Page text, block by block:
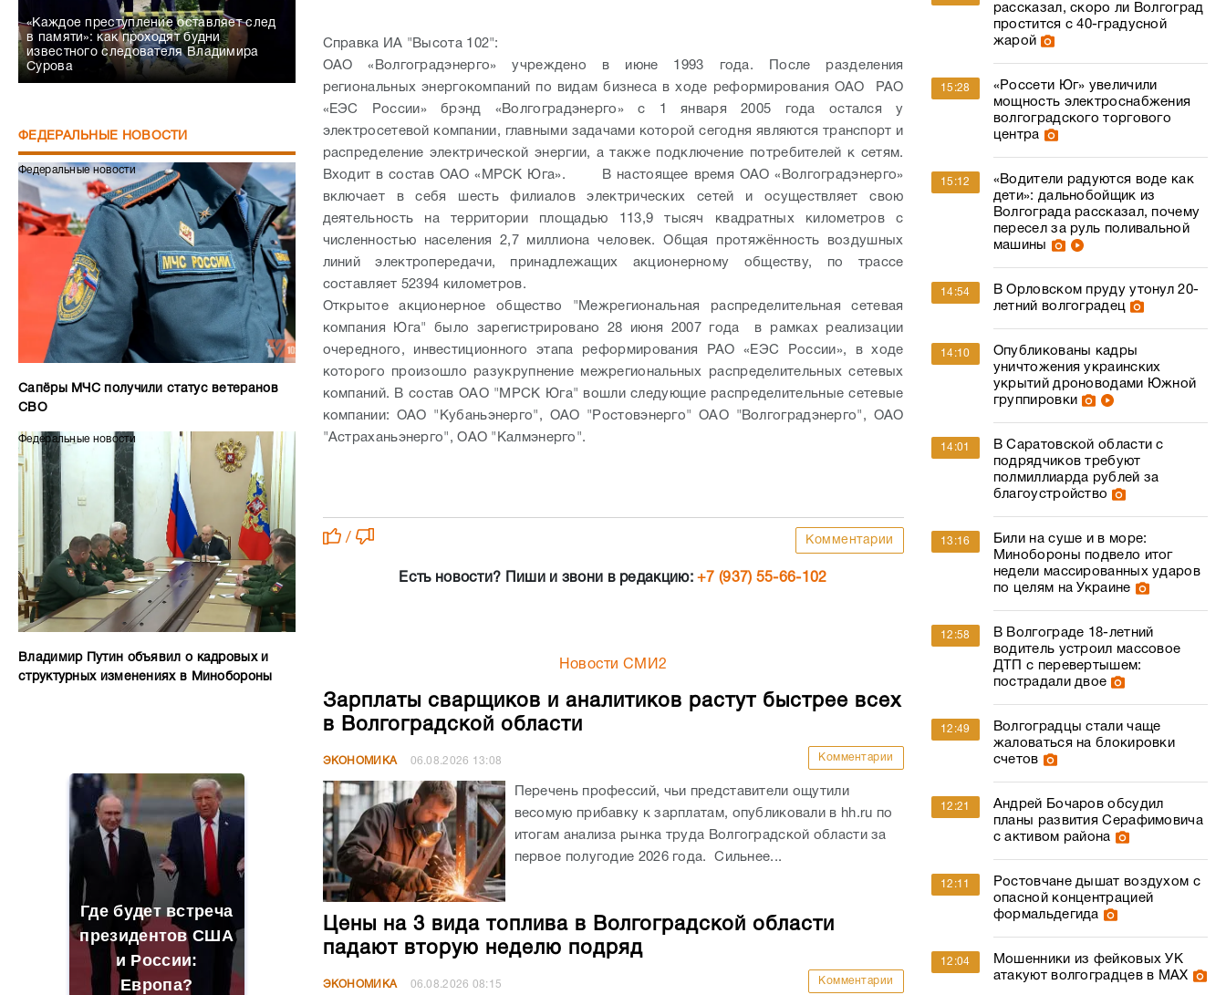
«Каждое преступление оставляет след
в памяти»: как проходят будни
известного следователя Владимира
Сурова
ФЕДЕРАЛЬНЫЕ НОВОСТИ
Федеральные новости
Сапёры МЧС получили статус ветеранов
СВО
Федеральные новости
Владимир Путин объявил о кадровых и
структурных изменениях в Минобороны
Где будет встреча
президентов США
и России:
Европа?
Справка ИА "Высота 102":
ОАО «Волгоградэнерго» учреждено в июне 1993 года. После разделения
региональных энергокомпаний по видам бизнеса в ходе реформирования ОАО РАО
«ЕЭС России» брэнд «Волгоградэнерго» с 1 января 2005 года остался у
электросетевой компании, главными задачами которой сегодня являются транспорт и
распределение электрической энергии, а также подключение потребителей к сетям.
Входит в состав ОАО «МРСК Юга». В настоящее время ОАО «Волгоградэнерго»
включает в себя шесть филиалов электрических сетей и осуществляет свою
деятельность на территории площадью 113,9 тысяч квадратных километров с
численностью населения 2,7 миллиона человек. Общая протяжённость воздушных
линий электропередачи, принадлежащих акционерному обществу, по трассе
составляет 52394 километров.
Открытое акционерное общество "Межрегиональная распределительная сетевая
компания Юга" было зарегистрировано 28 июня 2007 года в рамках реализации
очередного, инвестиционного этапа реформирования РАО «ЕЭС России», в ходе
которого произошло разукрупнение межрегиональных распределительных сетевых
компаний. В состав ОАО "МРСК Юга" вошли следующие распределительные сетевые
компании: ОАО "Кубаньэнерго", ОАО "Ростовэнерго" ОАО "Волгоградэнерго", ОАО
"Астраханьэнерго", ОАО "Калмэнерго".
/ Комментарии
Есть новости? Пиши и звони в редакцию:+7 (937) 55-66-102
Новости СМИ2
Зарплаты сварщиков и аналитиков растут быстрее всех
в Волгоградской области
ЭКОНОМИКА 06.08.2026 13:08 Комментарии
Перечень профессий, чьи представители ощутили
весомую прибавку к зарплатам, опубликовали в hh.ru по
итогам анализа рынка труда Волгоградской области за
первое полугодие 2026 года. Сильнее...
Цены на 3 вида топлива в Волгоградской области
падают вторую неделю подряд
ЭКОНОМИКА 06.08.2026 08:15 Комментарии
рассказал, скоро ли Волгоград
простится с 40-градусной
жарой
15:28
«Россети Юг» увеличили
мощность электроснабжения
волгоградского торгового
центра
15:12
«Водители радуются воде как
дети»: дальнобойщик из
Волгограда рассказал, почему
пересел за руль поливальной
машины
14:54
В Орловском пруду утонул 20-
летний волгоградец
14:10
Опубликованы кадры
уничтожения украинских
укрытий дроноводами Южной
группировки
14:01
В Саратовской области с
подрядчиков требуют
полмиллиарда рублей за
благоустройство
13:16
Били на суше и в море:
Минобороны подвело итог
недели массированных ударов
по целям на Украине
12:58
В Волгограде 18-летний
водитель устроил массовое
ДТП с перевертышем:
пострадали двое
12:49
Волгоградцы стали чаще
жаловаться на блокировки
счетов
12:21
Андрей Бочаров обсудил
планы развития Серафимовича
с активом района
12:11
Ростовчане дышат воздухом с
опасной концентрацией
формальдегида
12:04
Мошенники из фейковых УК
атакуют волгоградцев в МАХ